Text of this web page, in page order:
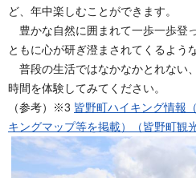
ど、年中楽しむことができます。
豊かな自然に囲まれて一歩一歩登
ともに心が研ぎ澄まされてくるよう
普段の生活ではなかなかとれない
時間を体験してみてください。
（参考）※3 皆野町ハイキング情報
キングマップ等を掲載）（皆野町観